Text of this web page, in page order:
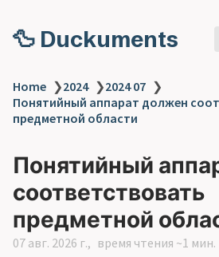
🦆 Duckuments
Home ❯2024 ❯2024 07 ❯
Понятийный аппарат должен
предметной области
Понятийный
соответствовать
предметной
07 авг. 2026 г. время чтения ~1 мин.